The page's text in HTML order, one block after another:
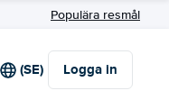
Populära resmål
(SE) Logga in